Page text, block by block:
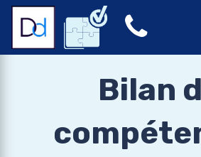
Bilan